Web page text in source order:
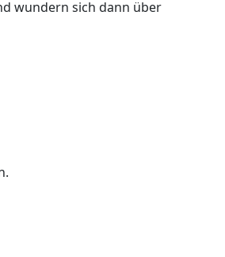
wundern sich dann über